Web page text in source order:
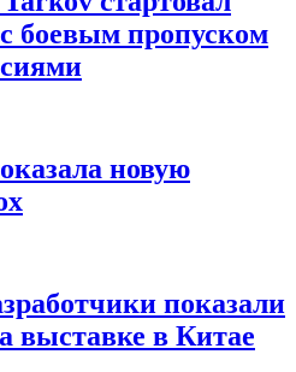
боевым пропуском
новую
показали
выставке в Китае